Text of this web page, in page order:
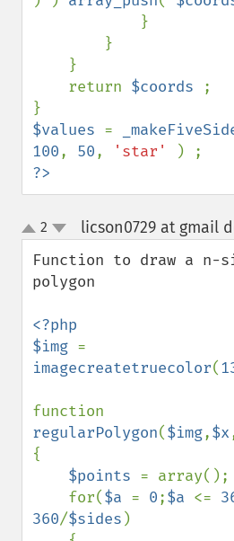
    return
$coords
;
$values =
100, 50, 'star'
?>
up
down
2 licson0729 at gmail
Function to draw a n-
polygon
<?php
$img
imagecreatetruecolor(
regularPolygon($img,$x
{
$points = array();
    for(
$a = 0;$a <=
360/$sides )